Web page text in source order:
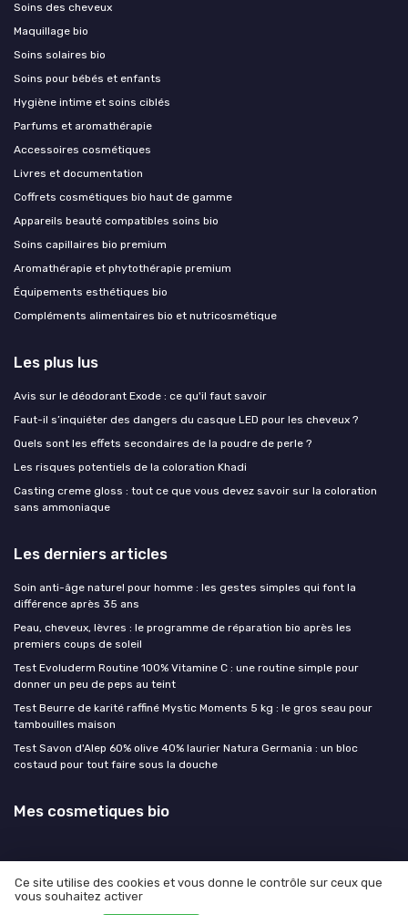
Soins des cheveux
Maquillage bio
Soins solaires bio
Soins pour bébés et enfants
Hygiène intime et soins ciblés
Parfums et aromathérapie
Accessoires cosmétiques
Livres et documentation
Coffrets cosmétiques bio haut de gamme
Appareils beauté compatibles soins bio
Soins capillaires bio premium
Aromathérapie et phytothérapie premium
Équipements esthétiques bio
Compléments alimentaires bio et nutricosmétique
Les plus lus
Avis sur le déodorant Exode : ce qu'il faut savoir
Faut-il s’inquiéter des dangers du casque LED pour les cheveux ?
Quels sont les effets secondaires de la poudre de perle ?
Les risques potentiels de la coloration Khadi
Casting creme gloss : tout ce que vous devez savoir sur la coloration
sans ammoniaque
Les derniers articles
Soin anti-âge naturel pour homme : les gestes simples qui font la
différence après 35 ans
Peau, cheveux, lèvres : le programme de réparation bio après les
premiers coups de soleil
Test Evoluderm Routine 100% Vitamine C : une routine simple pour
donner un peu de peps au teint
Test Beurre de karité raffiné Mystic Moments 5 kg : le gros seau pour
tambouilles maison
Test Savon d'Alep 60% olive 40% laurier Natura Germania : un bloc
costaud pour tout faire sous la douche
Mes cosmetiques bio
Mentions légales
Ce site utilise des cookies et vous donne le contrôle sur ceux que
vous souhaitez activer